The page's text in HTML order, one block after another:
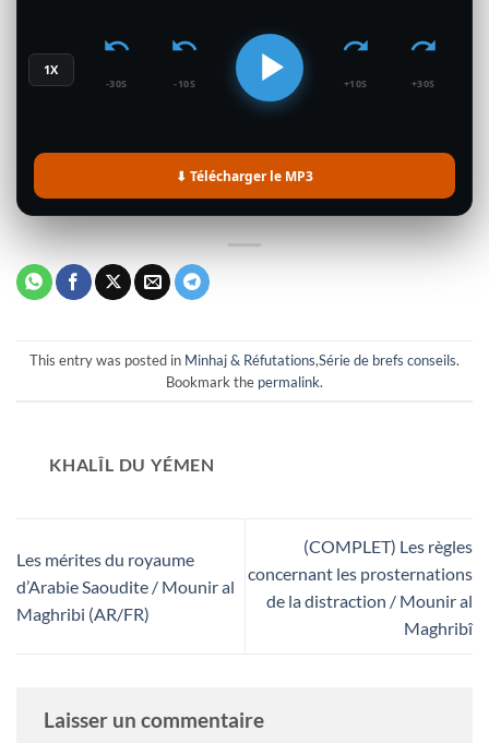
1X
-30S -10S +10S +30S
⬇ Télécharger le MP3
This entry was posted in Minhaj & Réfutations,Série de brefs conseils.
Bookmark the permalink.
KHALÎL DU YÉMEN
Les mérites du royaume
d’Arabie Saoudite / Mounir al
Maghribi (AR/FR)
(COMPLET) Les règles
concernant les prosternations
de la distraction / Mounir al
Maghribî
Laisser un commentaire